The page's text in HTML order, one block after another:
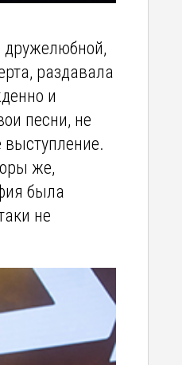
дружелюбной,
раздавала
и
песни, не
же,
была
не